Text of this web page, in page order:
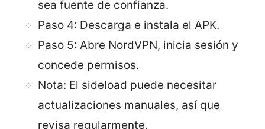
sea fuente de confianza.
Paso 4: Descarga e instala el APK.
Paso 5: Abre NordVPN, inicia sesión y
concede permisos.
Nota: El sideload puede necesitar
actualizaciones manuales, así que
revisa regularmente.